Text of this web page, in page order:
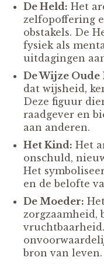
De Held: Het
zelfopoffering
obstakels. De
fysiek als
uitdagingen
De Wijze
dat wijsheid,
Deze figuur
raadgever en
aan anderen.
Het Kind: Het
onschuld,
Het
en de belofte
De Moeder:
zorgzaamheid,
bron van leven.